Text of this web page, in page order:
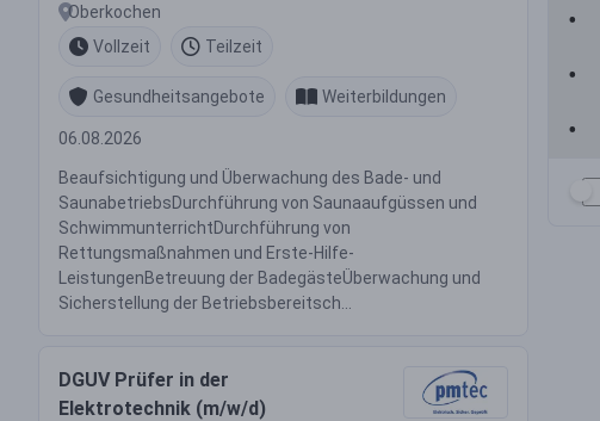
Oberkochen
Vollzeit
Teilzeit
Gesundheitsangebote Weiterbildungen
06.08.2026
Beaufsichtigung und Überwachung des Bade- und
SaunabetriebsDurchführung von Saunaaufgüssen und
SchwimmunterrichtDurchführung von
Rettungsmaßnahmen und Erste-Hilfe-
LeistungenBetreuung der BadegästeÜberwachung und
Sicherstellung der Betriebsbereitsch...
DGUV Prüfer in der
Elektrotechnik (m/w/d)